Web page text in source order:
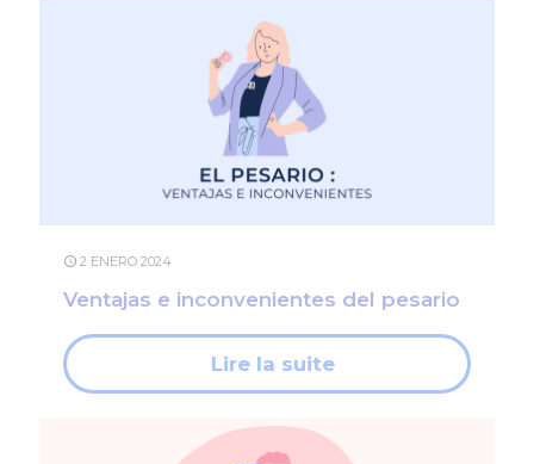
2 ENERO 2024
Ventajas e inconvenientes del pesario
Lire la suite